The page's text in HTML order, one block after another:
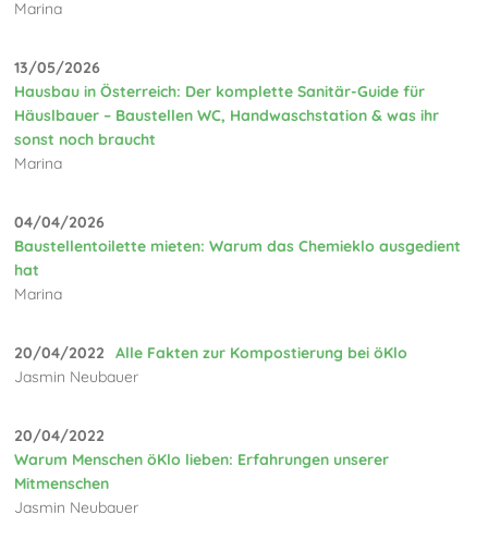
Marina
13/05/2026
Hausbau in Österreich: Der komplette Sanitär-Guide für
Häuslbauer – Baustellen WC, Handwaschstation & was ihr
sonst noch braucht
Marina
04/04/2026
Baustellentoilette mieten: Warum das Chemieklo ausgedient
hat
Marina
20/04/2022
Alle Fakten zur Kompostierung bei öKlo
Jasmin Neubauer
20/04/2022
Warum Menschen öKlo lieben: Erfahrungen unserer
Mitmenschen
Jasmin Neubauer